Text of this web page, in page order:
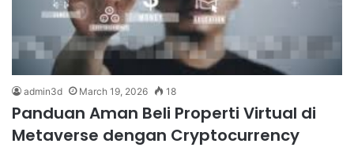
admin3d March 19, 2026 18
Panduan Aman Beli Properti Virtual di
Metaverse dengan Cryptocurrency